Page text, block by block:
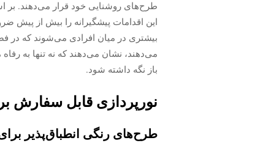
طرح‌های روشنایی خود قرار می‌دهند.
این اقدامات پیشگیرانه را بیش از پیش
بیشتری در میان افرادی می‌شوند که در
می‌دهند، نشان می‌دهند که نه تنها به
باز نگه داشته شود.
نورپردازی قابل سفارش
طرح‌های رنگی انطباق‌پذیر